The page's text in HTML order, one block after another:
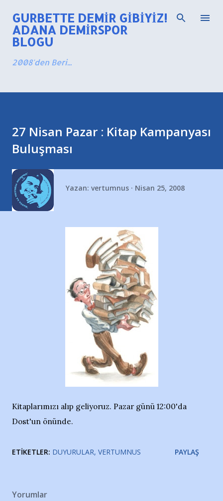
Ana içeriğe atla
GURBETTE DEMIR GIBIYIZ!
ADANA DEMIRSPOR
BLOGU
2008'den Beri...
27 Nisan Pazar : Kitap Kampanyası
Buluşması
Yazan: vertumnus Nisan 25, 2008
Kitaplarımızı alıp geliyoruz. Pazar günü 12:00'da
Dost'un önünde.
ETIKETLER: DUYURULAR VERTUMNUS PAYLAŞ
Yorumlar